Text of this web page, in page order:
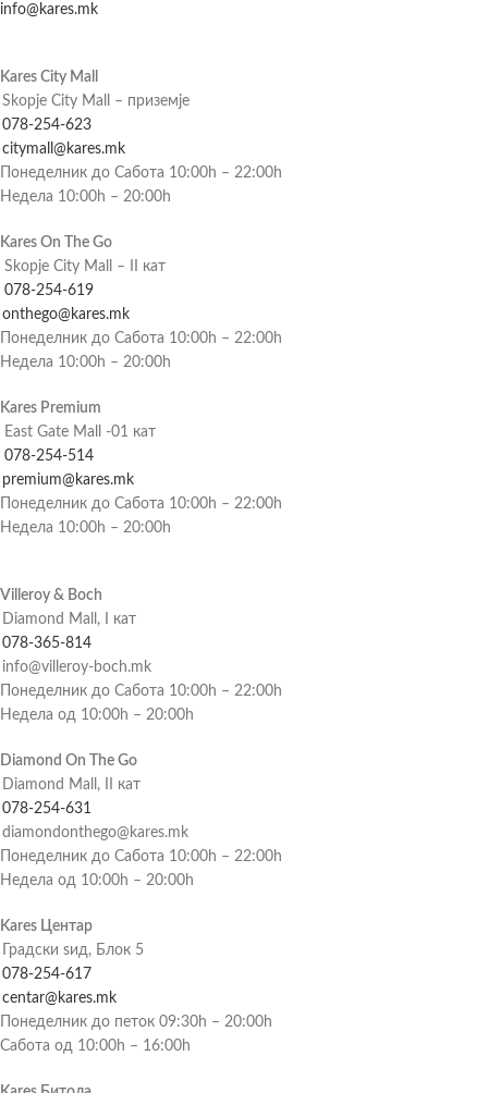
info@kares.mk
Kares City Mall
Skopje City Mall – приземје
078-254-623
citymall@kares.mk
Понеделник до Сабота 10:00h – 22:00h
Недела 10:00h – 20:00h
Kares On The Go
Skopje City Mall – II кат
078-254-619
onthego@kares.mk
Понеделник до Сабота 10:00h – 22:00h
Недела 10:00h – 20:00h
Kares Premium
East Gate Mall -01 кат
078-254-514
premium@kares.mk
Понеделник до Сабота 10:00h – 22:00h
Недела 10:00h – 20:00h
Villeroy & Boch
Diamond Mall, I кат
078-365-814
info@villeroy-boch.mk
Понеделник до Сабота 10:00h – 22:00h
Недела од 10:00h – 20:00h
Diamond On The Go
Diamond Mall, II кат
078-254-631
diamondonthego@kares.mk
Понеделник до Сабота 10:00h – 22:00h
Недела од 10:00h – 20:00h
Kares Центар
Градски ѕид, Блок 5
078-254-617
centar@kares.mk
Понеделник до петок 09:30h – 20:00h
Сабота од 10:00h – 16:00h